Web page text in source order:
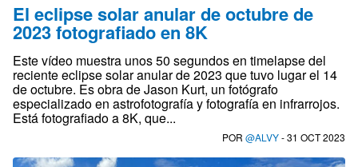
El eclipse solar anular de octubre de
2023 fotografiado en 8K
Este vídeo muestra unos 50 segundos en timelapse del
reciente eclipse solar anular de 2023 que tuvo lugar el 14
de octubre. Es obra de Jason Kurt, un fotógrafo
especializado en astrofotografía y fotografía en infrarrojos.
Está fotografiado a 8K, que...
POR @ALVY- 31 OCT 2023